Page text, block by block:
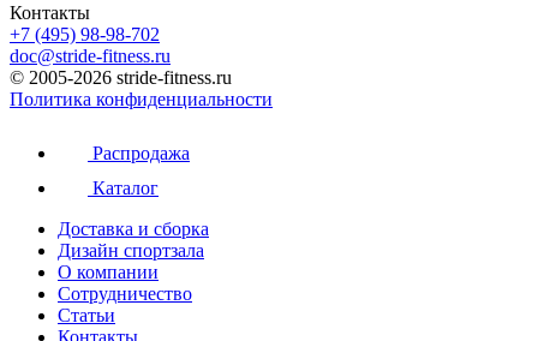
Контакты
+7 (495) 98-98-702
doc@stride-fitness.ru
© 2005-2026 stride-fitness.ru
Политика конфиденциальности
Распродажа
Каталог
Доставка и сборка
Дизайн спортзала
О компании
Сотрудничество
Статьи
Контакты